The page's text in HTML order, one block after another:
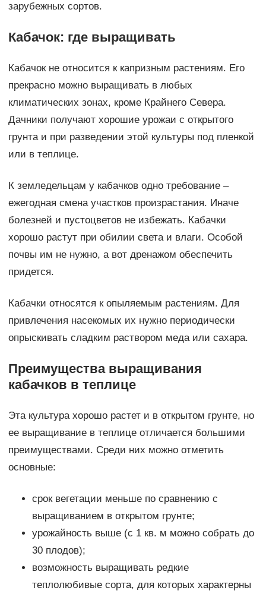
зарубежных сортов.
Кабачок: где выращивать
Кабачок не относится к капризным растениям. Его
прекрасно можно выращивать в любых
климатических зонах, кроме Крайнего Севера.
Дачники получают хорошие урожаи с открытого
грунта и при разведении этой культуры под пленкой
или в теплице.
К земледельцам у кабачков одно требование –
ежегодная смена участков произрастания. Иначе
болезней и пустоцветов не избежать. Кабачки
хорошо растут при обилии света и влаги. Особой
почвы им не нужно, а вот дренажом обеспечить
придется.
Кабачки относятся к опыляемым растениям. Для
привлечения насекомых их нужно периодически
опрыскивать сладким раствором меда или сахара.
Преимущества выращивания
кабачков в теплице
Эта культура хорошо растет и в открытом грунте, но
ее выращивание в теплице отличается большими
преимуществами. Среди них можно отметить
основные:
срок вегетации меньше по сравнению с
выращиванием в открытом грунте;
урожайность выше (с 1 кв. м можно собрать до
30 плодов);
возможность выращивать редкие
теплолюбивые сорта, для которых характерны